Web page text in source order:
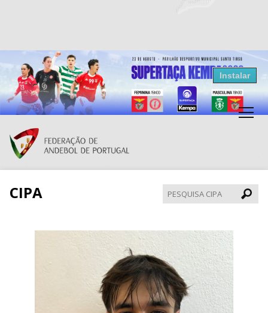
Resultados Andebol
Federação de Andebol de Portugal
Grátis - Disponivel na Play Store
Instalar
CIPA
CIPA